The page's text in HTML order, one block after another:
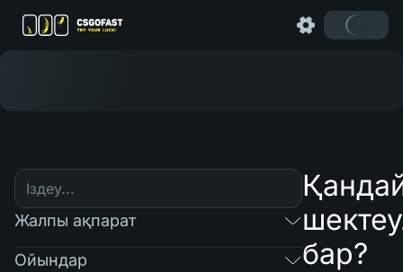
Жалпы ақпарат
Ойындар
бар?